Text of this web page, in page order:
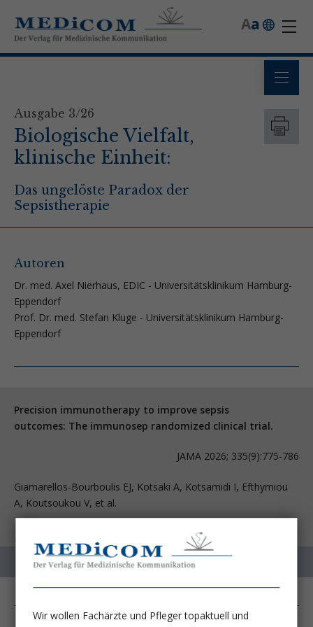
a
A
Ausgabe 3/26
Biologische Vielfalt,
klinische Einheit:
Das ungelöste Paradox der
Sepsistherapie
Autoren
Dr. med. Axel Nierhaus, EDIC - Universitätsklinikum Hamburg-
Eppendorf
Prof. Dr. med. Stefan Kluge - Universitätsklinikum Hamburg-
Eppendorf
Precision immunotherapy to improve sepsis
outcomes: The immunosep randomized clinical trial.
JAMA 2026; 335(9):775-786
Giamarellos-Bourboulis EJ, Kotsaki A, Kotsamidi I, Efthymiou
A, Koutsoukou V, et al.
Wir wollen Fachärzte und Pfleger topaktuell und